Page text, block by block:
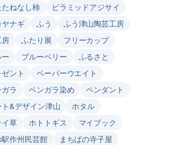
ねなし柿
ピラミッドアジサイ
ヤナギ ふう
ふう津山陶芸工房
房 ふたり展
フリーカップ
ブルーベリー
ふるさと
ント
ペーパーウエイト
ラ ベンガラ染め
ペンダント
&デザイン津山
ホタル
イ草 ホトトギス
マイブック
駅作州民芸館
まちばの寺子屋